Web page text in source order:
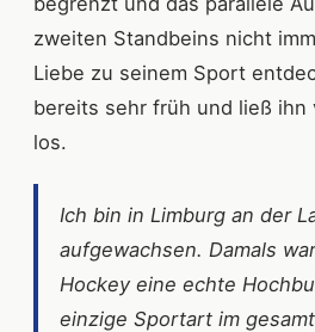
zweiten Standbeins nicht
Liebe zu seinem Sport
bereits sehr früh und ließ ihn
los.
Ich bin in Limburg an der
aufgewachsen. Damals
Hockey eine echte
einzige Sportart im